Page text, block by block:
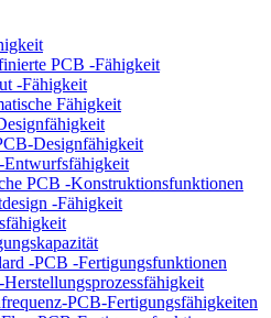
PCB -Fähigkeit
-Fähigkeit
Fähigkeit
Designfähigkeit
PCB -Konstruktionsfunktionen
-Fähigkeit
-PCB -Fertigungsfunktionen
PCB-Fertigungsfähigkeiten